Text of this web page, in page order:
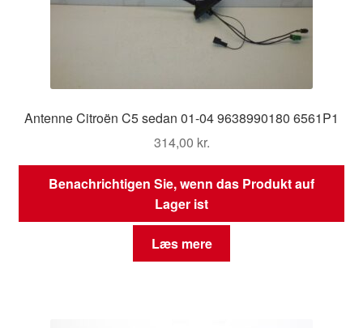
Antenne Citroën C5 sedan 01-04 9638990180 6561P1
314,00 kr.
Benachrichtigen Sie, wenn das Produkt auf
Lager ist
Læs mere